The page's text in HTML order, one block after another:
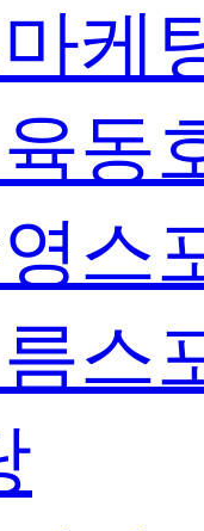
케
동
스
스